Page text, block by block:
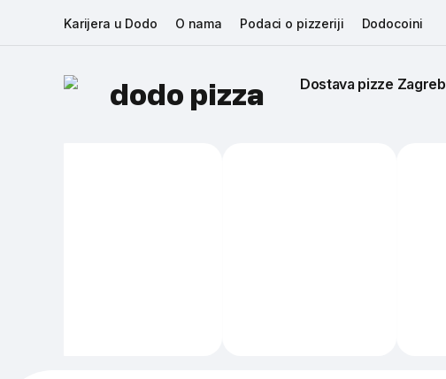
Karijera u Dodo O nama Podaci o pizzeriji Dodocoini
dodo pizza Dostava pizze Zagreb